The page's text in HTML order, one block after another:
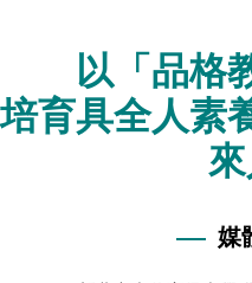
以「品格
培育具全人素
媒